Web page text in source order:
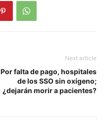
Next article
Por falta de pago, hospitales
de los SSO sin oxígeno;
¿dejarán morir a pacientes?